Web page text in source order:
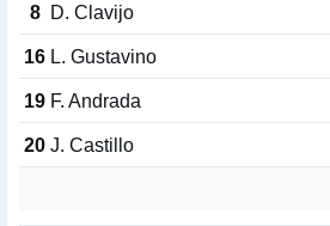
8 D. Clavijo
16 L. Gustavino
19 F. Andrada
20 J. Castillo